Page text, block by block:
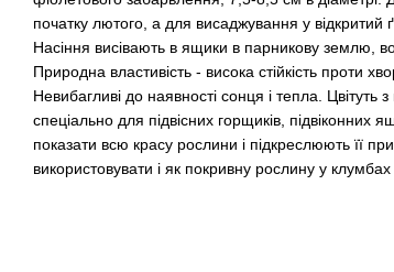
початку лютого, а для висаджування у відкритий
Насіння висівають в ящики в парникову землю,
Природна властивість - висока стійкість проти
Невибагливі до наявності сонця і тепла. Цвітуть
спеціально для підвісних горщиків, підвіконних
показати всю красу рослини і підкреслюють її
використовувати і як покривну рослину у клумбах